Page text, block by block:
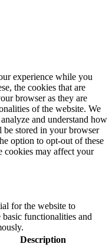
experience while you
the cookies that are
browser as they are
of the website. We
and understand how
be stored in your browser
option to opt-out of these
cookies may affect your
for the website to
functionalities and
Description